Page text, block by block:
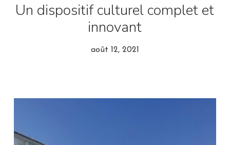
Un dispositif culturel complet et
innovant
août 12, 2021